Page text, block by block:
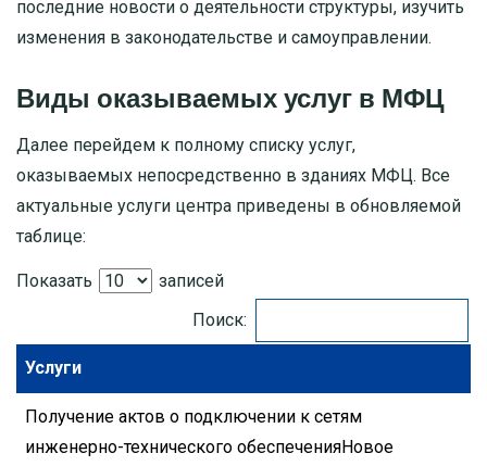
последние новости о деятельности структуры, изучить
изменения в законодательстве и самоуправлении.
Виды оказываемых услуг в МФЦ
Далее перейдем к полному списку услуг,
оказываемых непосредственно в зданиях МФЦ. Все
актуальные услуги центра приведены в обновляемой
таблице:
Показать
записей
Поиск:
Услуги
Получение актов о подключении к сетям
инженерно-технического обеспеченияНовое